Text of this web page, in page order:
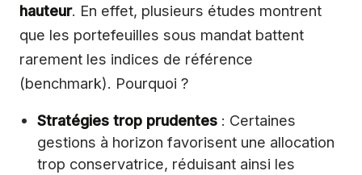
hauteur. En effet, plusieurs études montrent
que les portefeuilles sous mandat battent
rarement les indices de référence
(benchmark). Pourquoi ?
Stratégies trop prudentes : Certaines
gestions à horizon favorisent une allocation
trop conservatrice, réduisant ainsi les